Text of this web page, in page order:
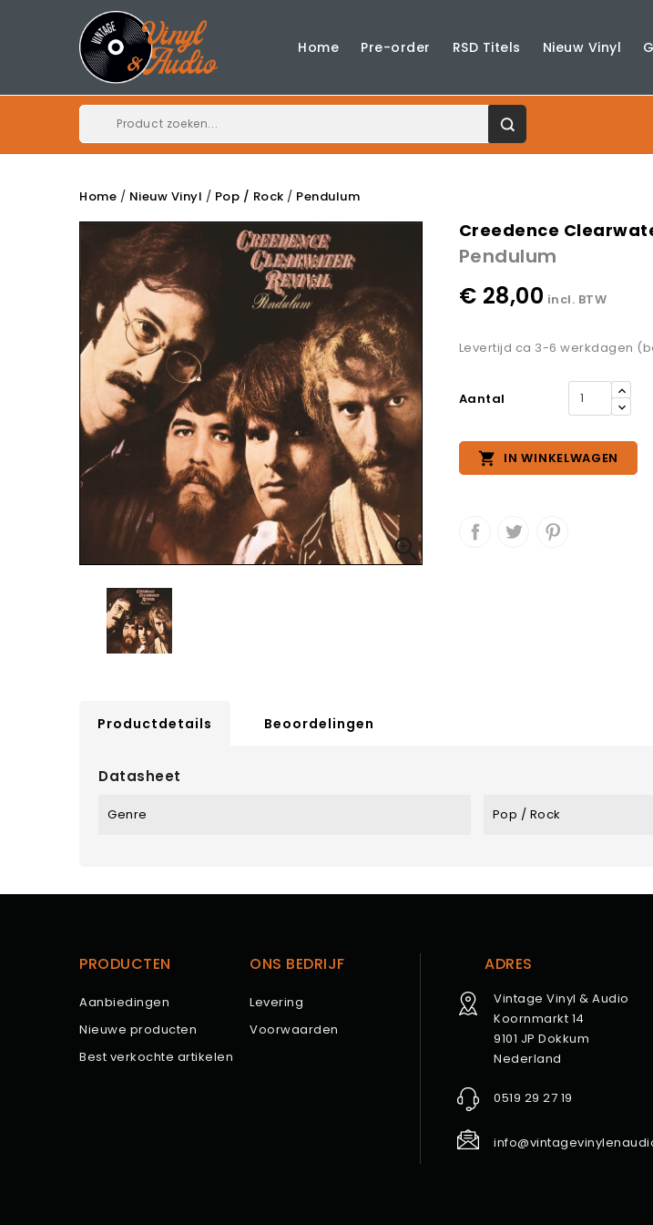
Home Pre-order RSD Titels Nieuw Vinyl
Home Nieuw Vinyl Pop / Rock Pendulum

Creedence
Pendulum
€ 28,00 incl. BTW
Levertijd ca 3-6 werkdagen
Aantal
 IN WINKELWAGEN
Productdetails Beoordelingen
Datasheet
Genre Pop / Rock
PRODUCTEN
Aanbiedingen
Nieuwe producten
Best verkochte artikelen
ONS BEDRIJF
Levering
Voorwaarden
ADRES
Vintage Vinyl & Audio
Koornmarkt 14
9101 JP Dokkum
Nederland
0519 29 27 19